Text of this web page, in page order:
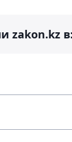
zakon.kz в: